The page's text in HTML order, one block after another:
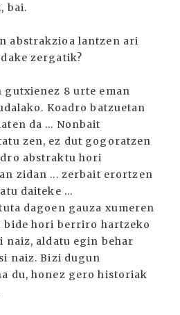
bai.
abstrakzioa lantzen ari
zergatik?
8 urte eman
Koadro batzuetan
da ... Nonbait
zen, ez dut gogoratzen
abstraktu hori
zidan ... zerbait erortzen
daiteke ...
dagoen gauza xumeren
bide hori berriro hartzeko
naiz, aldatu egin behar
naiz. Bizi dugun
du, honez gero historiak